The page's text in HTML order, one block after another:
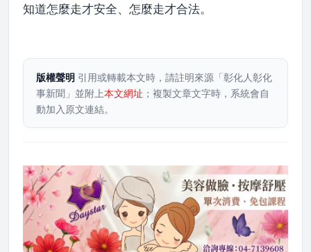
知道怎麼走才安全、怎麼走才合法。
版權聲明 引用或轉載本文時，請註明來源「彰化人彰化
事新聞」並附上本文網址 ；複製文章文字時，系統會自
動加入原文連結。